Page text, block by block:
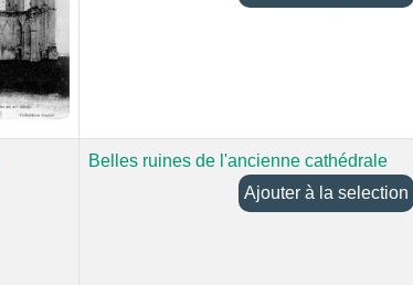
Belles ruines de l'ancienne cathédrale
Ajouter à la selection